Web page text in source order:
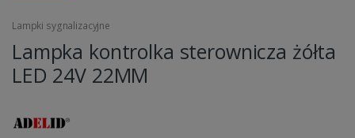
Lampki sygnalizacyjne
Lampka kontrolka sterownicza żółta
LED 24V 22MM